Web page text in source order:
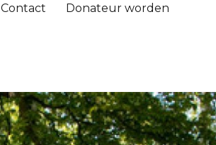
Contact Donateur worden